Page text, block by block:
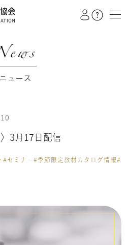
ニュース
3月17日配信
#セミナー#季節限定教材カタログ情報#